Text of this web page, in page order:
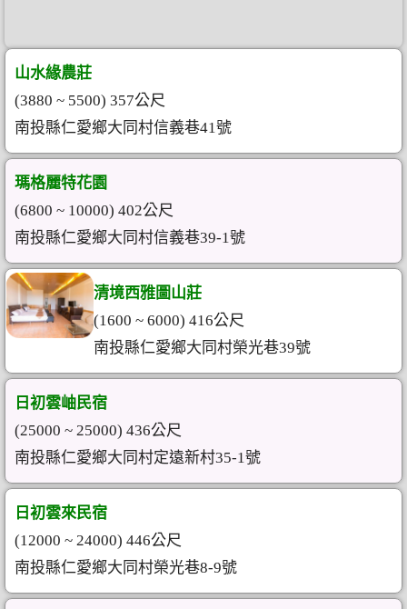
山水緣農莊
(3880 ~ 5500) 357公尺
南投縣仁愛鄉大同村信義巷41號
瑪格麗特花園
(6800 ~ 10000) 402公尺
南投縣仁愛鄉大同村信義巷39-1號
清境西雅圖山莊
(1600 ~ 6000) 416公尺
南投縣仁愛鄉大同村榮光巷39號
日初雲岫民宿
(25000 ~ 25000) 436公尺
南投縣仁愛鄉大同村定遠新村35-1號
日初雲來民宿
(12000 ~ 24000) 446公尺
南投縣仁愛鄉大同村榮光巷8-9號